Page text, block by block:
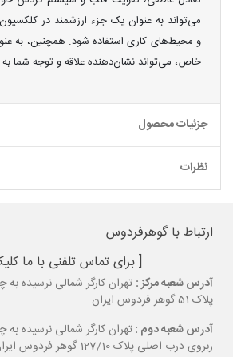
می‌تواند به عنوان یک جزء ارزشمند در
و محیط‌های کاری استفاده شود. همچنین، به
خاص، می‌تواند نشان‌دهنده علاقه و توجه شما به
جزئیات محصول
نظرات
ارتباط با گوهرفردوس
[ برای تماس تلفنی با ما
آدرس شعبه مرکز : تهران کارگر شمالی نرسیده به
پلاک 51 گوهر فردوس ایران
آدرس شعبه دوم :تهران کارگر شمالی نرسیده به
ربروی درب اصلی پلاک 127/10 گوهر فردوس ایران